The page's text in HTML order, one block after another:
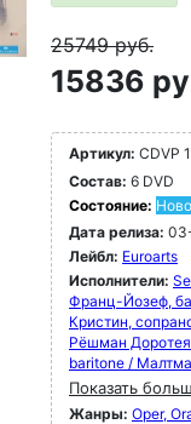
25749руб.
15836
Артикул: CDVP
Состав: 6 DVD
Состояние:
Дата релиза:
Лейбл: Euroarts
Исполнители:
Франц-Йозеф,
Кристин,
Рёшман
baritone /
Показать
Жанры: Oper,